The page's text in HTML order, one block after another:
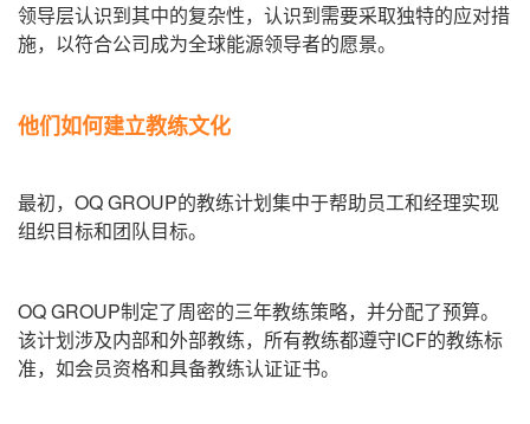
领导层认识到其中的复杂性，认识到需要采取独特的应对措
施，以符合公司成为全球能源领导者的愿景。
他们如何建立教练文化
最初，OQ GROUP的教练计划集中于帮助员工和经理实现
组织目标和团队目标。
OQ GROUP制定了周密的三年教练策略，并分配了预算。
该计划涉及内部和外部教练，所有教练都遵守ICF的教练标
准，如会员资格和具备教练认证证书。